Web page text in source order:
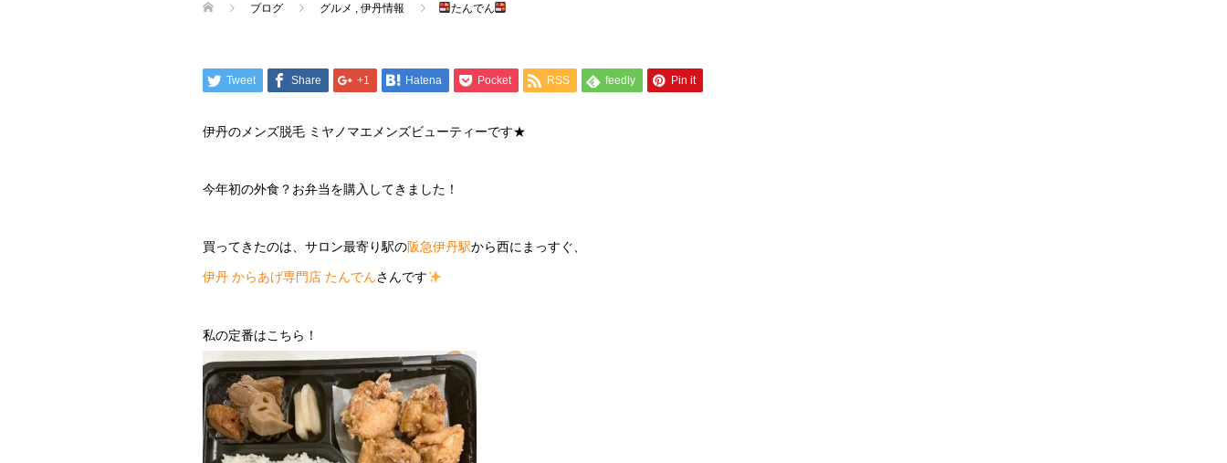
ブログ グルメ 伊丹情報 たんでん
Tweet Share +1 Hatena Pocket RSS feedly Pin it
伊丹のメンズ脱毛 ミヤノマエメンズビューティーです★
今年初の外食？お弁当を購入してきました！
買ってきたのは、サロン最寄り駅の阪急伊丹駅から西にまっすぐ、
伊丹 からあげ専門店 たんでんさんです
私の定番はこちら！